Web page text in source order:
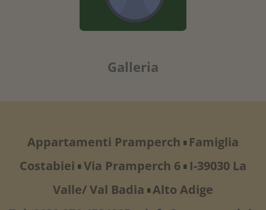
Galleria
Appartamenti Pramperch ∎ Famiglia
Costabiei ∎ Via Pramperch 6 ∎ I-39030 La
Valle/ Val Badia ∎Alto Adige